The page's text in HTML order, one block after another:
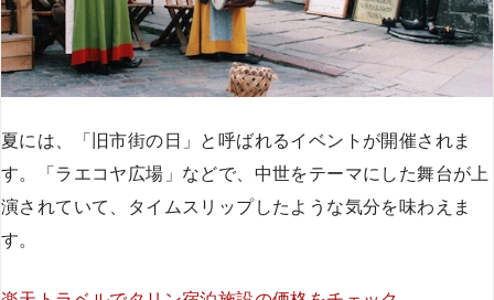
夏には、「旧市街の日」と呼ばれるイベントが開催されま
す。「ラエコヤ広場」などで、中世をテーマにした舞台が上
演されていて、タイムスリップしたような気分を味わえま
す。